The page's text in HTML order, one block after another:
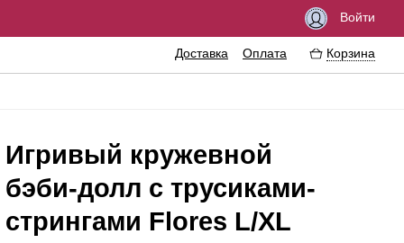
Войти
Доставка Оплата Корзина
средства
Феромоны
Интимные украшения
Игривый кружевной
бэби-долл с трусиками-
стрингами Flores L/XL